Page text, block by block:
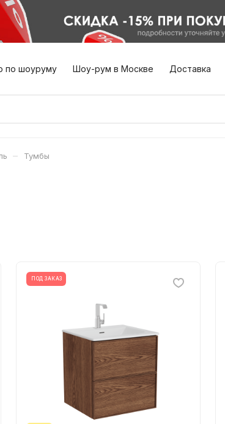
по шоуруму Шоу-рум в Москве Доставка
– Тумбы
ПОД ЗАКАЗ